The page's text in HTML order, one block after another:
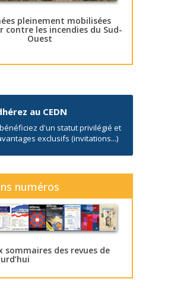
pleinement mobilisées
contre les incendies du Sud-
Ouest
au CEDN
d'un statut privilégié et
exclusifs (invitations...)
numéros
sommaires des revues de